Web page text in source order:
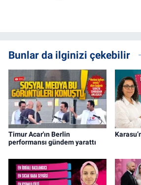
Bunlar da ilginizi çekebilir
Timur Acar'ın Berlin
performansı gündem yarattı